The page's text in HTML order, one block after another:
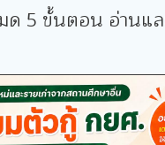
5 ขั้นตอน อ่านแล